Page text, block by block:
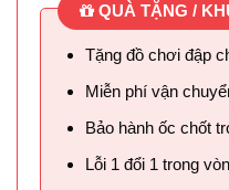
QUÀ TẶNG /
Tặng đồ chơi đập
Miễn phí vận
Bảo hành ốc chốt
Lỗi 1 đổi 1 trong